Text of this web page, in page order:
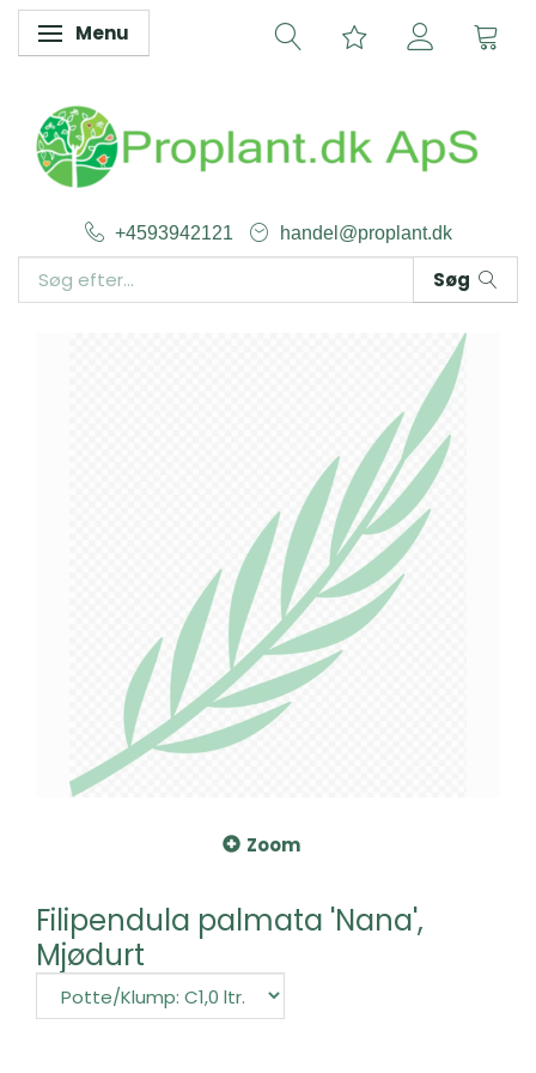
Skifte navigation
Menu
+4593942121 handel@proplant.dk
Søg
Zoom
Filipendula palmata 'Nana',
Mjødurt